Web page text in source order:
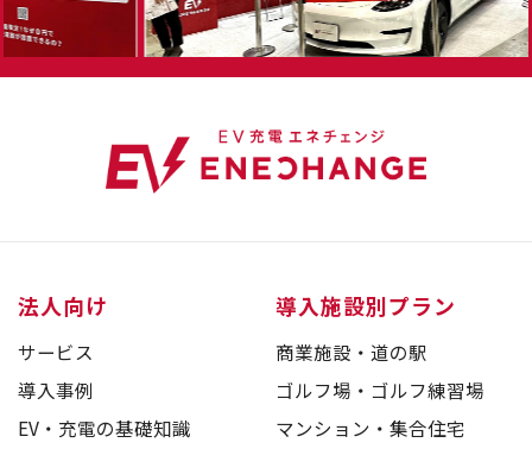
法人向け
サービス
導入事例
EV・充電の基礎知識
導入施設別プラン
商業施設・道の駅
ゴルフ場・ゴルフ練習場
マンション・集合住宅